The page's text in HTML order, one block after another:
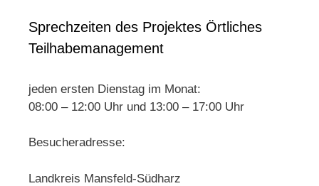
Sprechzeiten des Projektes Örtliches
Teilhabemanagement
jeden ersten Dienstag im Monat:
08:00 – 12:00 Uhr und 13:00 – 17:00 Uhr
Besucheradresse:
Landkreis Mansfeld-Südharz